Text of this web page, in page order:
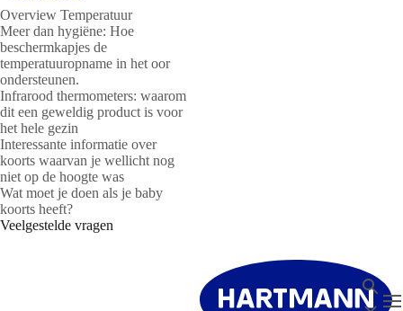
Overview Temperatuur
Meer dan hygiëne: Hoe
beschermkapjes de
temperatuuropname in het oor
ondersteunen.
Infrarood thermometers: waarom
dit een geweldig product is voor
het hele gezin
Interessante informatie over
koorts waarvan je wellicht nog
niet op de hoogte was
Wat moet je doen als je baby
koorts heeft?
Veelgestelde vragen
Zoeken
Sluit